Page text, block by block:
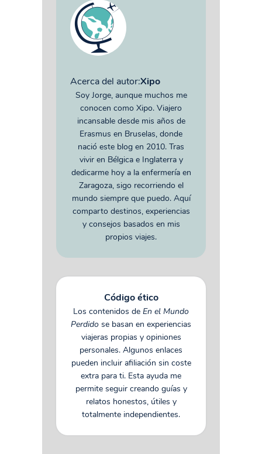
Acerca del autor:Xipo
Soy Jorge, aunque muchos me
conocen como Xipo. Viajero
incansable desde mis años de
Erasmus en Bruselas, donde
nació este blog en 2010. Tras
vivir en Bélgica e Inglaterra y
dedicarme hoy a la enfermería en
Zaragoza, sigo recorriendo el
mundo siempre que puedo. Aquí
comparto destinos, experiencias
y consejos basados en mis
propios viajes.
Código ético
Los contenidos de En el Mundo
Perdido se basan en experiencias
viajeras propias y opiniones
personales. Algunos enlaces
pueden incluir afiliación sin coste
extra para ti. Esta ayuda me
permite seguir creando guías y
relatos honestos, útiles y
totalmente independientes.